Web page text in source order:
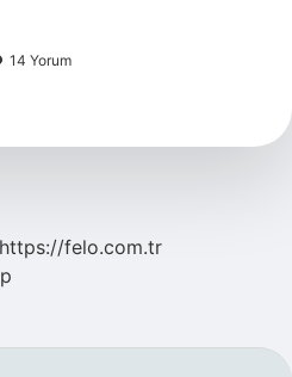
14 Yorum
https://felo.com.tr